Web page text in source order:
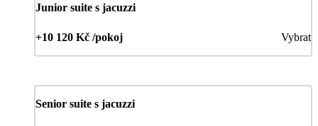
Junior suite s jacuzzi
+10 120 Kč /pokoj Vybrat
Senior suite s jacuzzi